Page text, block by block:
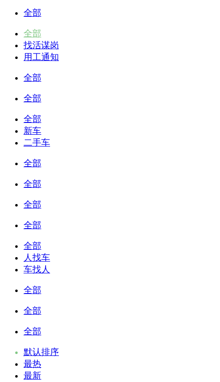
全部
全部
找活谋岗
用工通知
全部
全部
全部
新车
二手车
全部
全部
全部
全部
全部
人找车
车找人
全部
全部
全部
默认排序
最热
最新